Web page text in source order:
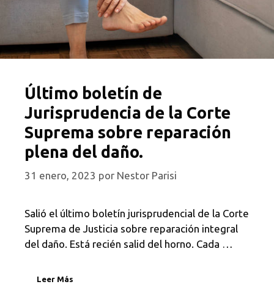
Último boletín de
Jurisprudencia de la Corte
Suprema sobre reparación
plena del daño.
31 enero, 2023 por Nestor Parisi
Salió el último boletín jurisprudencial de la Corte
Suprema de Justicia sobre reparación integral
del daño. Está recién salid del horno. Cada …
Leer Más